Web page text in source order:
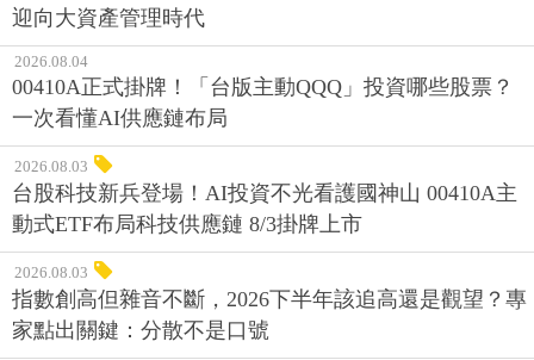
迎向大資產管理時代
2026.08.04
00410A正式掛牌！「台版主動QQQ」投資哪些股票？
一次看懂AI供應鏈布局
2026.08.03
台股科技新兵登場！AI投資不光看護國神山 00410A主
動式ETF布局科技供應鏈 8/3掛牌上市
2026.08.03
指數創高但雜音不斷，2026下半年該追高還是觀望？專
家點出關鍵：分散不是口號